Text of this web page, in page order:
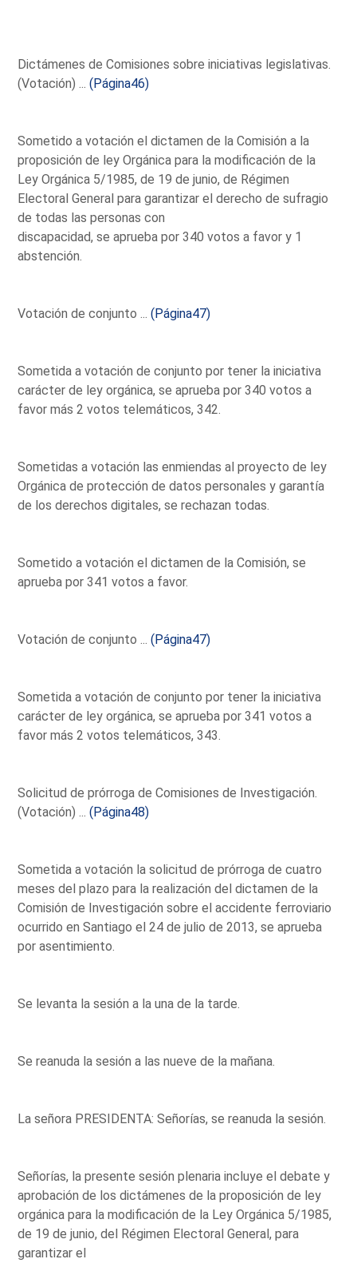
Dictámenes de Comisiones sobre iniciativas legislativas.
(Votación) ...(Página46)
Sometido a votación el dictamen de la Comisión a la
proposición de ley Orgánica para la modificación de la
Ley Orgánica 5/1985, de 19 de junio, de Régimen
Electoral General para garantizar el derecho de sufragio
de todas las personas con
discapacidad, se aprueba por 340 votos a favor y 1
abstención.
Votación de conjunto ...(Página47)
Sometida a votación de conjunto por tener la iniciativa
carácter de ley orgánica, se aprueba por 340 votos a
favor más 2 votos telemáticos, 342.
Sometidas a votación las enmiendas al proyecto de ley
Orgánica de protección de datos personales y garantía
de los derechos digitales, se rechazan todas.
Sometido a votación el dictamen de la Comisión, se
aprueba por 341 votos a favor.
Votación de conjunto ...(Página47)
Sometida a votación de conjunto por tener la iniciativa
carácter de ley orgánica, se aprueba por 341 votos a
favor más 2 votos telemáticos, 343.
Solicitud de prórroga de Comisiones de Investigación.
(Votación) ...(Página48)
Sometida a votación la solicitud de prórroga de cuatro
meses del plazo para la realización del dictamen de la
Comisión de Investigación sobre el accidente ferroviario
ocurrido en Santiago el 24 de julio de 2013, se aprueba
por asentimiento.
Se levanta la sesión a la una de la tarde.
Se reanuda la sesión a las nueve de la mañana.
La señora PRESIDENTA: Señorías, se reanuda la sesión.
Señorías, la presente sesión plenaria incluye el debate y
aprobación de los dictámenes de la proposición de ley
orgánica para la modificación de la Ley Orgánica 5/1985,
de 19 de junio, del Régimen Electoral General, para
garantizar el